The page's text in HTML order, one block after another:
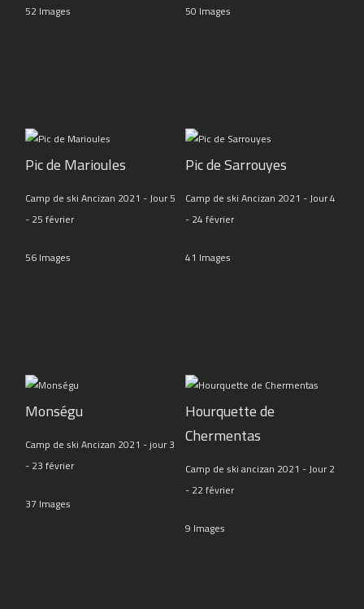
52 Images 50 Images
Pic de Marioules
Camp de ski Ancizan 2021 - Jour 5
- 25 février
56 Images
Pic de Sarrouyes
Camp de ski Ancizan 2021 - Jour 4
- 24 février
41 Images
Monségu
Camp de ski Ancizan 2021 - jour 3
- 23 février
37 Images
Hourquette de
Chermentas
Camp de ski ancizan 2021 - Jour 2
- 22 février
9 Images